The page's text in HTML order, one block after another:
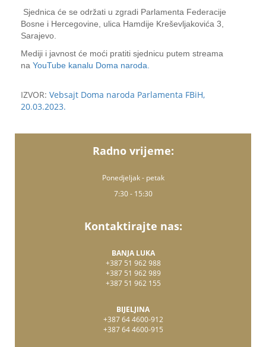
Sjednica će se održati u zgradi Parlamenta Federacije
Bosne i Hercegovine, ulica Hamdije Kreševljakovića 3,
Sarajevo.
Mediji i javnost će moći pratiti sjednicu putem streama
na YouTube kanalu Doma naroda.
IZVOR: Vebsajt Doma naroda Parlamenta FBiH,
20.03.2023.
Radno vrijeme:
Ponedjeljak - petak
7:30 - 15:30
Kontaktirajte nas:
BANJA LUKA
+387 51 962 988
+387 51 962 989
+387 51 962 155
BIJELJINA
+387 64 4600-912
+387 64 4600-915